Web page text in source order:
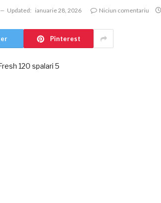
Updated: ianuarie 28, 2026 Niciun comentariu
Pinterest